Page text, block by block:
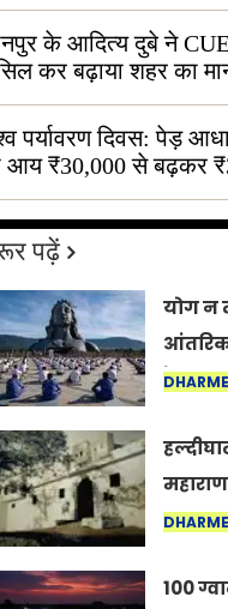
के आदित्य दुबे ने
कर बढ़ाया शहर का
पर्यावरण दिवस: पेड़
आय ₹30,000 से बढ़कर
पढ़ें
योग न
आंतरिक
है:
में
100